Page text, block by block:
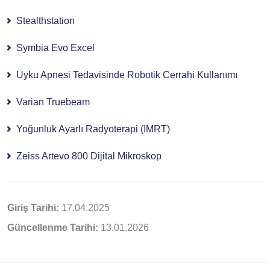
Stealthstation
Symbia Evo Excel
Uyku Apnesi Tedavisinde Robotik Cerrahi Kullanımı
Varian Truebeam
Yoğunluk Ayarlı Radyoterapi (IMRT)
Zeiss Artevo 800 Dijital Mikroskop
Giriş Tarihi: 17.04.2025
Güncellenme Tarihi: 13.01.2026